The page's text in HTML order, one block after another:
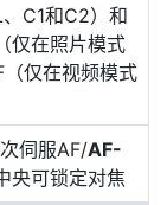
C1和C2）和
仅在照片模式
仅在视频模式
伺服AF/AF-
央可锁定对焦